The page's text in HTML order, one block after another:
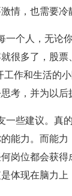
情，也需要
一个人，无论
就很多了，股
作和生活的
考，并为以
一些建议。真
能力。而能
岗位都会获
体现在脑力上